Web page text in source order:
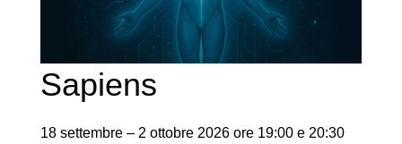
Sapiens
18 settembre – 2 ottobre 2026 ore 19:00 e 20:30